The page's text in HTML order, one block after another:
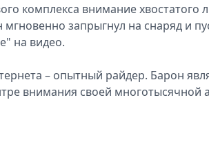
комплекса внимание хвостатого
запрыгнул на снаряд и
на видео.
– опытный райдер. Барон
внимания своей многотысячной